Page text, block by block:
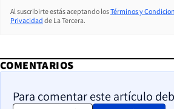
Al suscribirte estás aceptando losTérminos y
Privacidad de La Tercera.
COMENTARIOS
Para comentar este artículo